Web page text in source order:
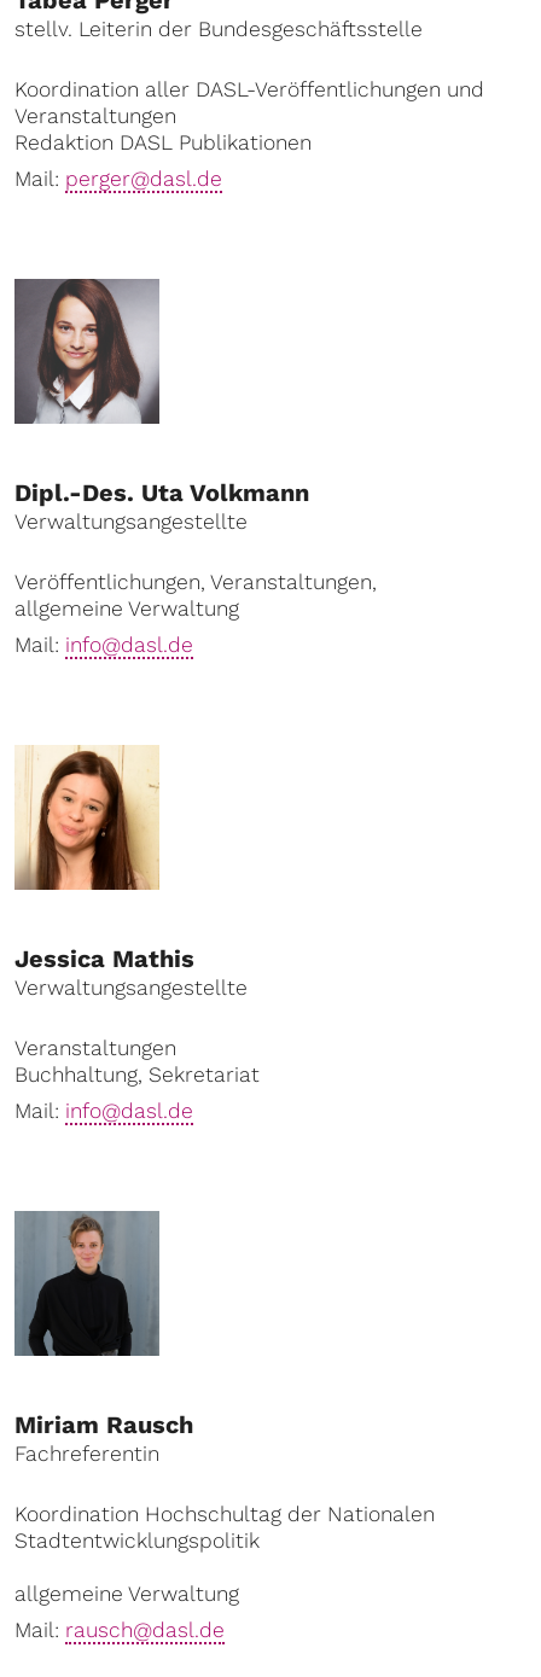
stellv. Leiterin der Bundesgeschäftsstelle
Koordination aller DASL-Veröffentlichungen und
Veranstaltungen
Redaktion DASL Publikationen
Mail: perger@dasl.de
Dipl.-Des. Uta Volkmann
Verwaltungsangestellte
Veröffentlichungen, Veranstaltungen,
allgemeine Verwaltung
Mail: info@dasl.de
Jessica Mathis
Verwaltungsangestellte
Veranstaltungen
Buchhaltung, Sekretariat
Mail: info@dasl.de
Miriam Rausch
Fachreferentin
Koordination Hochschultag der Nationalen
Stadtentwicklungspolitik
allgemeine Verwaltung
Mail: rausch@dasl.de